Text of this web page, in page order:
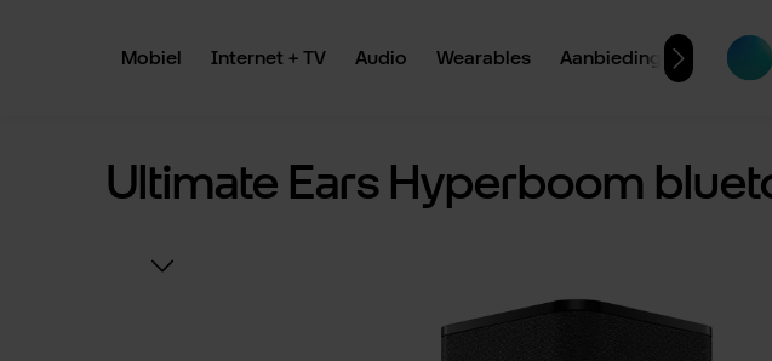
Mobiel
Internet + TV Audio Wearables Aanbiedingen
Ultimate Ears Hyperboom
Afbeeldingengalerij overslaan